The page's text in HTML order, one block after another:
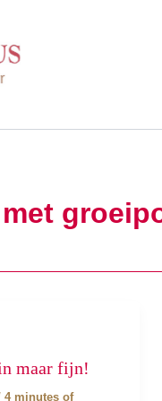
maar fijn!
4 minutes of